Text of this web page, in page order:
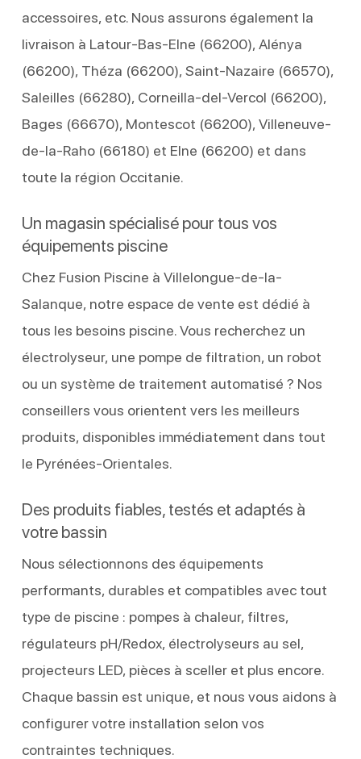
accessoires, etc. Nous assurons également la
livraison à Latour-Bas-Elne (66200), Alénya
(66200), Théza (66200), Saint-Nazaire (66570),
Saleilles (66280), Corneilla-del-Vercol (66200),
Bages (66670), Montescot (66200), Villeneuve-
de-la-Raho (66180) et Elne (66200) et dans
toute la région Occitanie.
Un magasin spécialisé pour tous vos
équipements piscine
Chez Fusion Piscine à Villelongue-de-la-
Salanque, notre espace de vente est dédié à
tous les besoins piscine. Vous recherchez un
électrolyseur, une pompe de filtration, un robot
ou un système de traitement automatisé ? Nos
conseillers vous orientent vers les meilleurs
produits, disponibles immédiatement dans tout
le Pyrénées-Orientales.
Des produits fiables, testés et adaptés à
votre bassin
Nous sélectionnons des équipements
performants, durables et compatibles avec tout
type de piscine : pompes à chaleur, filtres,
régulateurs pH/Redox, électrolyseurs au sel,
projecteurs LED, pièces à sceller et plus encore.
Chaque bassin est unique, et nous vous aidons à
configurer votre installation selon vos
contraintes techniques.